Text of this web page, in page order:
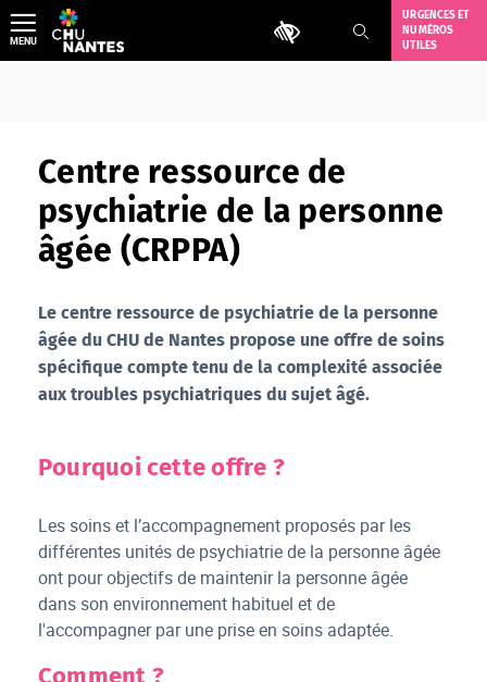
Aller
au
contenu
Outils d'accessibilité
URGENCES ET
NUMÉROS
UTILES
MENU
Centre ressource de
psychiatrie de la personne
âgée (CRPPA)
Le centre ressource de psychiatrie de la personne
âgée du CHU de Nantes propose une offre de soins
spécifique compte tenu de la complexité associée
aux troubles psychiatriques du sujet âgé.
Pourquoi cette offre ?
Les soins et l’accompagnement proposés par les
différentes unités de psychiatrie de la personne âgée
ont pour objectifs de maintenir la personne âgée
dans son environnement habituel et de
l'accompagner par une prise en soins adaptée.
Comment ?